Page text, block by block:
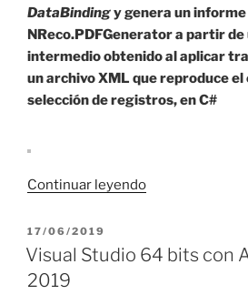
DataBindingy genera un
NReco.PDFGenerator a partir de
intermedio obtenido al aplicar
un archivo XML que reproduce
selección de registros, en C#
Continuar leyendo«Access
en
PUBLICADO
EL
17/06/2019
Visual Studio 64 bits con
2019